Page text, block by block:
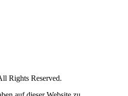
Rights Reserved.